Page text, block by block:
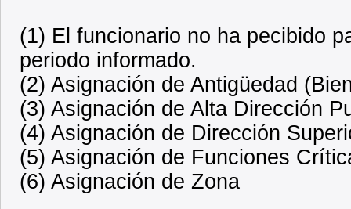
(1) El funcionario no ha pecibido
periodo informado.
(2) Asignación de Antigüedad
(3) Asignación de Alta Dirección
(4) Asignación de Dirección
(5) Asignación de Funciones
(6) Asignación de Zona